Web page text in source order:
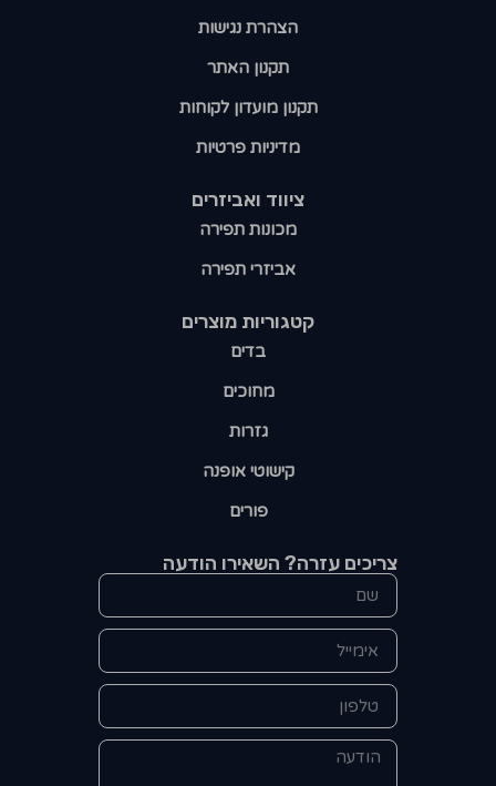
קטגוריות מוצרים​
בדים
מחוכים
גזרות
קישוטי אופנה
פורים
ציווד ואביזרים
מכונות תפירה
אביזרי תפירה
הצהרת נגישות
תקנון האתר
תקנון מועדון לקוחות
מדיניות פרטיות
צריכים עזרה? השאירו הודעה